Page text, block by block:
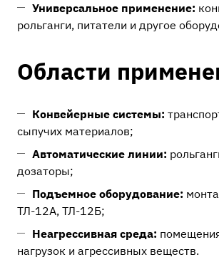
Универсальное применение:
рольганги, питатели и другое
Области
Конвейерные системы:
сыпучих материалов;
Автоматические линии:
дозаторы;
Подъемное оборудование:
ТЛ-12А, ТЛ-12Б;
Неагрессивная среда:
нагрузок и агрессивных веществ.